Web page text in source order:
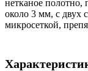
нетканое
около 3 мм, с двух
микросеткой,